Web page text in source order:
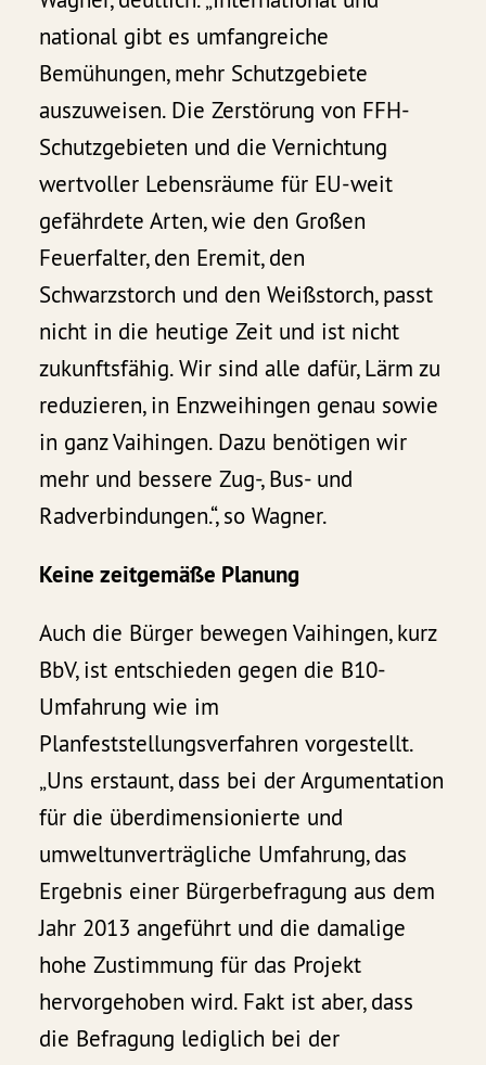
national gibt es umfangreiche
Bemühungen, mehr Schutzgebiete
auszuweisen. Die Zerstörung von FFH-
Schutzgebieten und die Vernichtung
wertvoller Lebensräume für EU-weit
gefährdete Arten, wie den Großen
Feuerfalter, den Eremit, den
Schwarzstorch und den Weißstorch, passt
nicht in die heutige Zeit und ist nicht
zukunftsfähig. Wir sind alle dafür, Lärm zu
reduzieren, in Enzweihingen genau sowie
in ganz Vaihingen. Dazu benötigen wir
mehr und bessere Zug-, Bus- und
Radverbindungen.“, so Wagner.
Keine zeitgemäße Planung
Auch die Bürger bewegen Vaihingen, kurz
BbV, ist entschieden gegen die B10-
Umfahrung wie im
Planfeststellungsverfahren vorgestellt.
„Uns erstaunt, dass bei der Argumentation
für die überdimensionierte und
umweltunverträgliche Umfahrung, das
Ergebnis einer Bürgerbefragung aus dem
Jahr 2013 angeführt und die damalige
hohe Zustimmung für das Projekt
hervorgehoben wird. Fakt ist aber, dass
die Befragung lediglich bei der